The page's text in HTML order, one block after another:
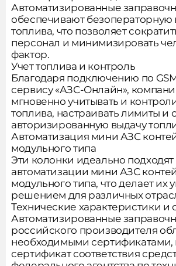
Автоматизированные
обеспечивают безоператорную
топлива, что позволяет
персонал и минимизировать
фактор.
Учет топлива и контроль
Благодаря подключению по
сервису «АЗС-Онлайн»,
мгновенно учитывать и
топлива, настраивать лимиты и
авторизированную выдачу
Автоматизация мини АЗС
модульного типа
Эти колонки идеально подходят
автоматизации мини АЗС
модульного типа, что делает их
решением для различных
Технические характеристики и
Автоматизированные
российского производителя
необходимыми сертификатами,
сертификат соответствия